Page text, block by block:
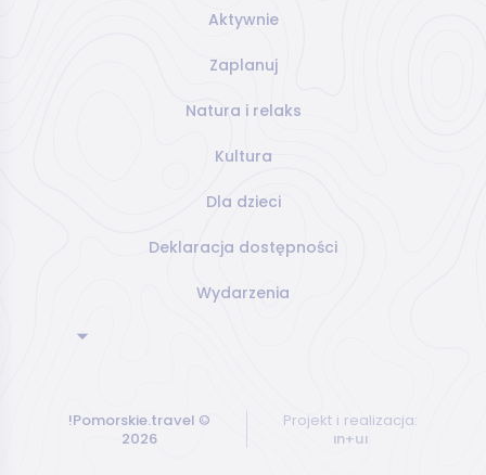
Aktywnie
Zaplanuj
Natura i relaks
Kultura
Dla dzieci
Deklaracja dostępności
Wydarzenia
!Pomorskie.travel ©
2026
Projekt i realizacja:
ın+uı